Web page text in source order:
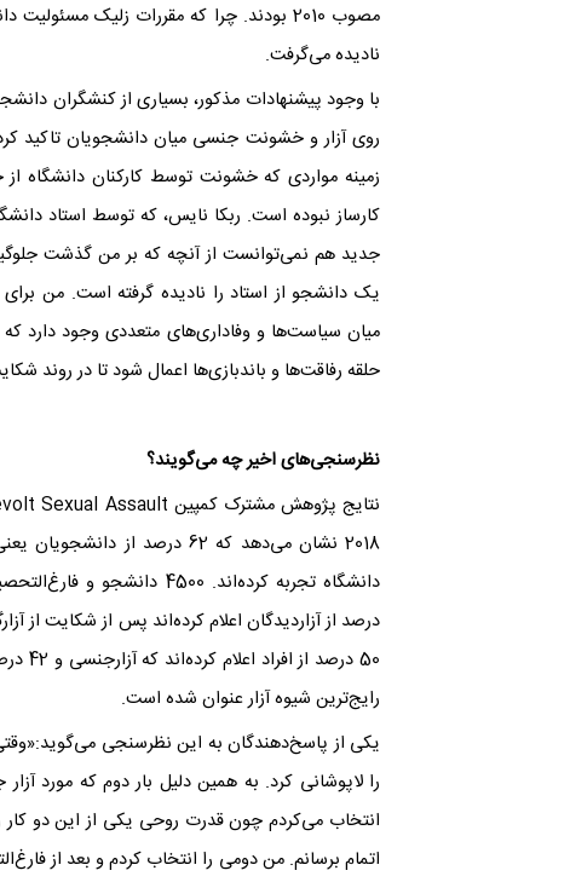
مصوب 2010 بودند. چرا که مقررات زلیک
نادیده می‌گرفت.
با وجود پیشنهادات مذکور، بسیاری از کنشگران
روی آزار و خشونت جنسی میان دانشجویان تاکید
زمینه مواردی که خشونت توسط کارکنان دانشگاه
کارساز نبوده است. ربکا نایس، که توسط استاد
جدید هم نمی‌توانست از آنچه که بر من گذشت
یک دانشجو از استاد را نادیده گرفته است. من
میان سیاست‌ها و وفاداری‌های متعددی وجود دارد که
حلقه رفاقت‌ها و باندبازی‌ها اعمال شود تا در روند
نظرسنجی‌های اخیر چه می‌گویند؟
دانشگاه تجربه کرده‌اند.
درصد از آزاردیدگان اعلام کرده‌اند پس از شکایت
50
رایج‌ترین شیوه آزار عنوان شده است.
یکی از پاسخ‌دهندگان به این نظرسنجی می‌گوید:«وقتی
را لاپوشانی کرد. به همین دلیل بار دوم که مورد
انتخاب می‌کردم چون قدرت روحی یکی از این دو کار
اتمام برسانم. من دومی را انتخاب کردم و بعد از